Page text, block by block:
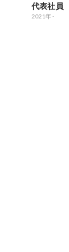
代表社員
2021年-